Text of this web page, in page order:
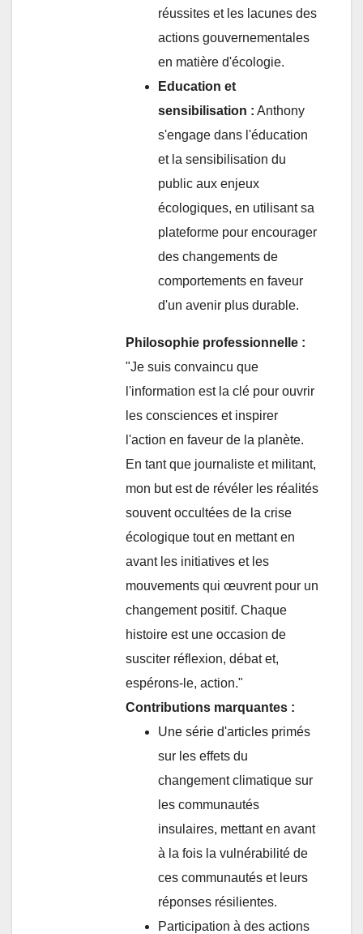
réussites et les lacunes des
actions gouvernementales
en matière d'écologie.
Education et
sensibilisation : Anthony
s'engage dans l'éducation
et la sensibilisation du
public aux enjeux
écologiques, en utilisant sa
plateforme pour encourager
des changements de
comportements en faveur
d'un avenir plus durable.
Philosophie professionnelle :
"Je suis convaincu que
l'information est la clé pour ouvrir
les consciences et inspirer
l'action en faveur de la planète.
En tant que journaliste et militant,
mon but est de révéler les réalités
souvent occultées de la crise
écologique tout en mettant en
avant les initiatives et les
mouvements qui œuvrent pour un
changement positif. Chaque
histoire est une occasion de
susciter réflexion, débat et,
espérons-le, action."
Contributions marquantes :
Une série d'articles primés
sur les effets du
changement climatique sur
les communautés
insulaires, mettant en avant
à la fois la vulnérabilité de
ces communautés et leurs
réponses résilientes.
Participation à des actions